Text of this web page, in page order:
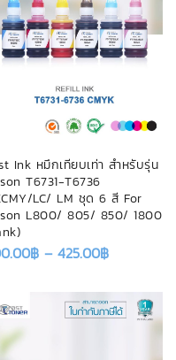
Ink หมึกเทียบเท่า สำหรับรุ่น
T6731-T6736
LC/ LM ชุด 6 สี For
L800/ 805/ 850/ 1800
฿ – 425.00฿